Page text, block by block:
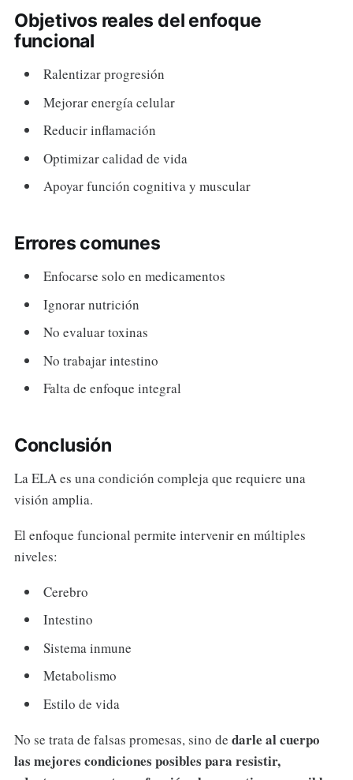
Objetivos reales del enfoque
funcional
Ralentizar progresión
Mejorar energía celular
Reducir inflamación
Optimizar calidad de vida
Apoyar función cognitiva y muscular
Errores comunes
Enfocarse solo en medicamentos
Ignorar nutrición
No evaluar toxinas
No trabajar intestino
Falta de enfoque integral
Conclusión
La ELA es una condición compleja que requiere una
visión amplia.
El enfoque funcional permite intervenir en múltiples
niveles:
Cerebro
Intestino
Sistema inmune
Metabolismo
Estilo de vida
No se trata de falsas promesas, sino de darle al cuerpo
las mejores condiciones posibles para resistir,